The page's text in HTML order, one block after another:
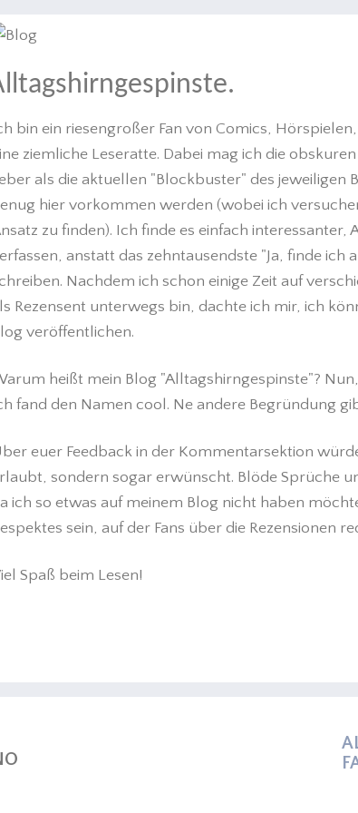
bin ein riesengroßer Fan von Comics,
ziemliche Leseratte. Dabei mag ich die
als die aktuellen "Blockbuster" des
hier vorkommen werden (wobei ich
zu finden). Ich finde es einfach
anstatt das zehntausendste "Ja, finde
Nachdem ich schon einige Zeit auf
Rezensent unterwegs bin, dachte ich mir, ich
veröffentlichen.
heißt mein Blog "Alltagshirngespinste"?
fand den Namen cool. Ne andere Begründung
euer Feedback in der Kommentarsektion
sondern sogar erwünscht. Blöde Sprüche
ich so etwas auf meinem Blog nicht haben
sein, auf der Fans über die Rezensionen
Spaß beim Lesen!